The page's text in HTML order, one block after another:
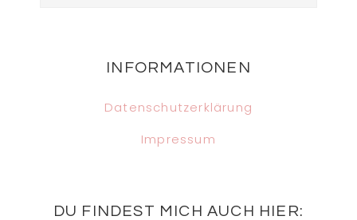
INFORMATIONEN
Datenschutzerklärung
Impressum
DU FINDEST MICH AUCH HIER: